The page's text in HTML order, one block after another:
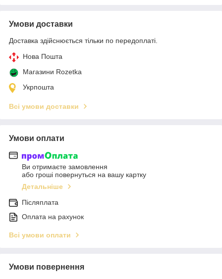
Умови доставки
Доставка здійснюється тільки по передоплаті.
Нова Пошта
Магазини Rozetka
Укрпошта
Всі умови доставки
Умови оплати
Ви отримаєте замовлення
або гроші повернуться на вашу картку
Детальніше
Післяплата
Оплата на рахунок
Всі умови оплати
Умови повернення